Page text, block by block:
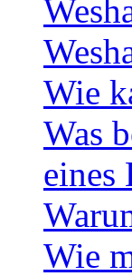
Wie
Was
eines
Wie